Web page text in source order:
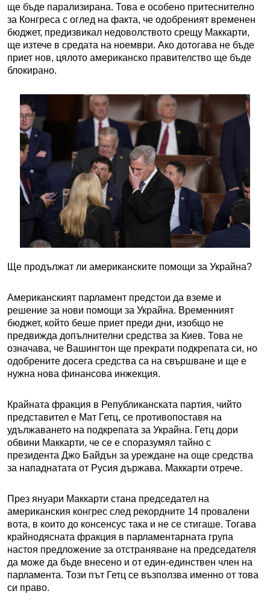
ще бъде парализирана. Това е особено притеснително
за Конгреса с оглед на факта, че одобреният временен
бюджет, предизвикал недоволството срещу Маккарти,
ще изтече в средата на ноември. Ако дотогава не бъде
приет нов, цялото американско правителство ще бъде
блокирано.
Ще продължат ли американските помощи за Украйна?
Американският парламент предстои да вземе и
решение за нови помощи за Украйна. Временният
бюджет, който беше приет преди дни, изобщо не
предвижда допълнителни средства за Киев. Това не
означава, че Вашингтон ще прекрати подкрепата си, но
одобрените досега средства са на свършване и ще е
нужна нова финансова инжекция.
Крайната фракция в Републиканската партия, чийто
представител е Мат Гетц, се противопоставя на
удължаването на подкрепата за Украйна. Гетц дори
обвини Маккарти, че се е споразумял тайно с
президента Джо Байдън за уреждане на още средства
за нападнатата от Русия държава. Маккарти отрече.
През януари Маккарти стана председател на
американския конгрес след рекордните 14 провалени
вота, в които до консенсус така и не се стигаше. Тогава
крайнодясната фракция в парламентарната група
настоя предложение за отстраняване на председателя
да може да бъде внесено и от един-единствен член на
парламента. Този път Гетц се възползва именно от това
си право.